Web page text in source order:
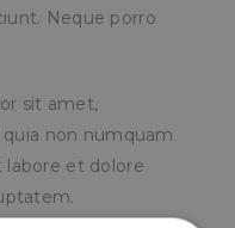
Neque porro
sit amet,
non numquam
et dolore